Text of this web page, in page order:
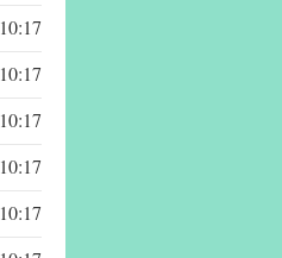
10:17:41,17
10:17:41,22
10:17:41,77
10:17:42,21
10:17:42,26